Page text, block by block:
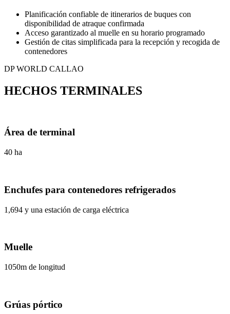
Planificación confiable de itinerarios de buques con
disponibilidad de atraque confirmada
Acceso garantizado al muelle en su horario programado
Gestión de citas simplificada para la recepción y recogida de
contenedores
DP WORLD CALLAO
HECHOS TERMINALES
Área de terminal
40 ha
Enchufes para contenedores refrigerados
1,694 y una estación de carga eléctrica
Muelle
1050m de longitud
Grúas pórtico